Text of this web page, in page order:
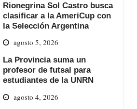
Rionegrina Sol Castro busca
clasificar a la AmeriCup con
la Selección Argentina
agosto 5, 2026
La Provincia suma un
profesor de futsal para
estudiantes de la UNRN
agosto 4, 2026